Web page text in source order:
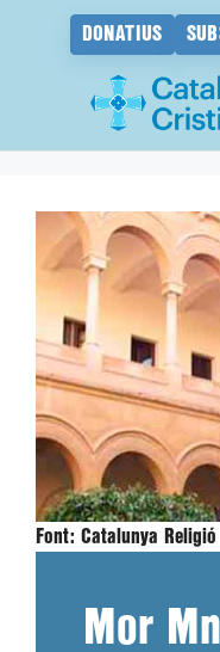
DONATIUS
Font: Catalunya Religió
Mor